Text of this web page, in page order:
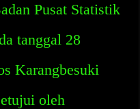
Pusat Statistik
tanggal 28
Karangbesuki
oleh